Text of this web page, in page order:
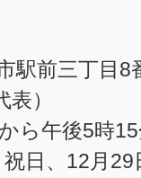
駅前三丁目8
）
ら午後5時
祝日、12月